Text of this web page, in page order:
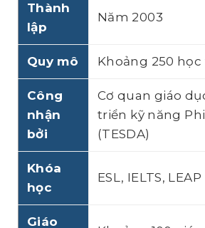
Thành
lập
Năm 2003
Quy mô Khoảng 250 học
Công
nhận
bởi
Cơ quan giáo
triển kỹ năng
(TESDA)
Khóa
học
ESL, IELTS, LEAP
Giáo